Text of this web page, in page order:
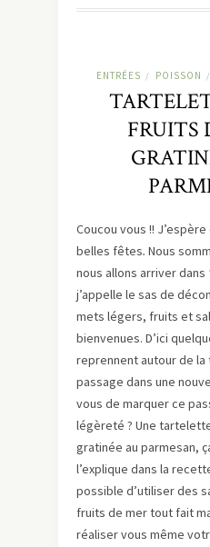
ENTRÉES / POISSON /
FRUITS
Coucou vous !!
belles fêtes. Nous
nous allons arriver dans
j’appelle le sas de
mets légers, fruits et
bienvenues. D’ici
reprennent autour de
passage dans une
vous de marquer ce
légèreté ? Une
gratinée au parmesan,
l’explique dans la
possible d’utiliser des
fruits de mer tout fait
réaliser vous même